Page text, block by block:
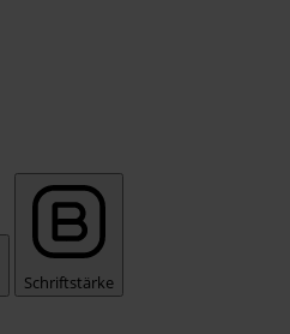
Schriftstärke